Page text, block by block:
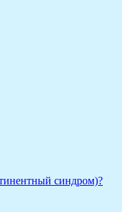
синдром)?